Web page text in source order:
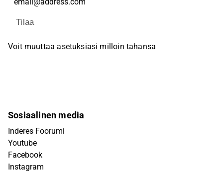
Tilaa
Voit muuttaa asetuksiasi milloin tahansa
Sosiaalinen media
Inderes Foorumi
Youtube
Facebook
Instagram